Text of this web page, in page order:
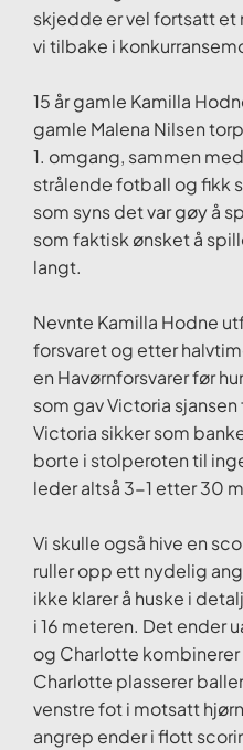
skjedde er vel fortsatt
vi tilbake i
15 år gamle Kamilla
gamle Malena Nilsen
1. omgang, sammen
strålende fotball og fikk
som syns det var gøy å
som faktisk ønsket å
langt.
Nevnte Kamilla Hodne
forsvaret og etter
en Havørnforsvarer før
som gav Victoria sjansen
Victoria sikker som
borte i stolperoten til
leder altså 3-1 etter 30
Vi skulle også hive en
ruller opp ett nydelig
ikke klarer å huske i
i 16 meteren. Det ender
og Charlotte kombinerer
Charlotte plasserer
venstre fot i motsatt
angrep ender i flott